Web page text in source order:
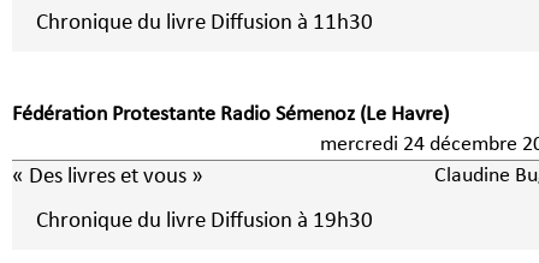
Chronique du livre Diffusion à 11h30
Fédération Protestante Radio Sémenoz (Le Havre)
mercredi 24 décembre
« Des livres et vous » Claudine
Chronique du livre Diffusion à 19h30